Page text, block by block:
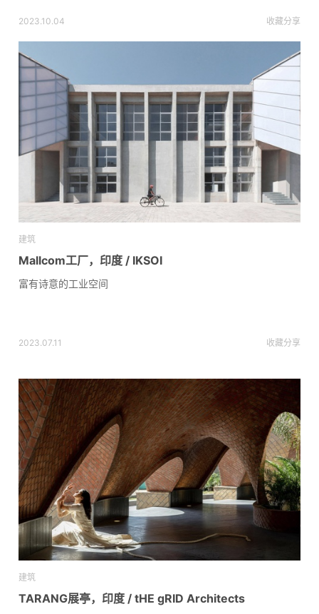
2023.10.04 收藏分享
建筑
Mallcom工厂，印度 / IKSOI
富有诗意的工业空间
2023.07.11 收藏分享
建筑
TARANG展亭，印度 / tHE gRID Architects